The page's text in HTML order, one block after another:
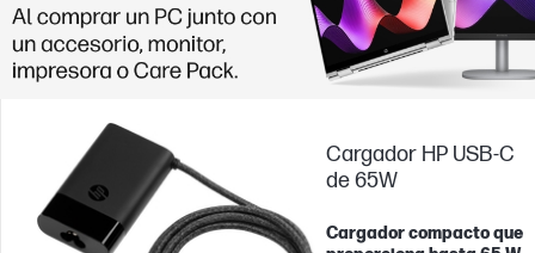
Cargador HP USB-C
de 65W
Cargador compacto que